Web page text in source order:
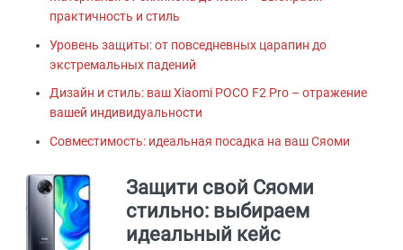
практичность и стиль
Уровень защиты: от повседневных царапин до
экстремальных падений
Дизайн и стиль: ваш Xiaomi POCO F2 Pro – отражение
вашей индивидуальности
Совместимость: идеальная посадка на ваш Сяоми
Защити свой Сяоми
стильно: выбираем
идеальный кейс